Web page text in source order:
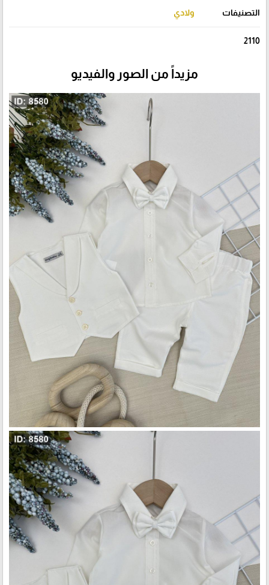
التصنيفات ولادي
2110
مزيداً من الصور والفيديو